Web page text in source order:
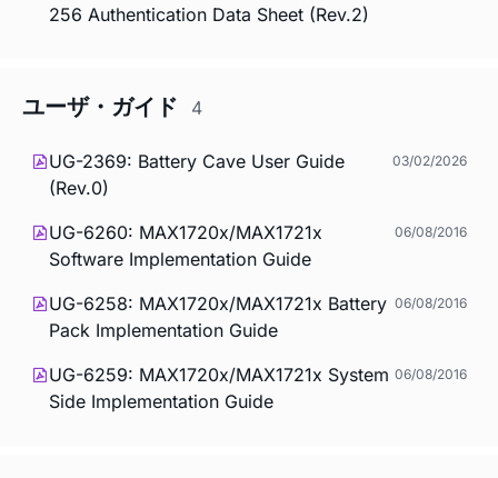
256 Authentication Data Sheet (Rev.2)
ユーザ・ガイド 4
UG-2369: Battery Cave User Guide
(Rev.0)
03/02/2026
UG-6260: MAX1720x/MAX1721x
Software Implementation Guide
06/08/2016
UG-6258: MAX1720x/MAX1721x Battery
Pack Implementation Guide
06/08/2016
UG-6259: MAX1720x/MAX1721x System
Side Implementation Guide
06/08/2016